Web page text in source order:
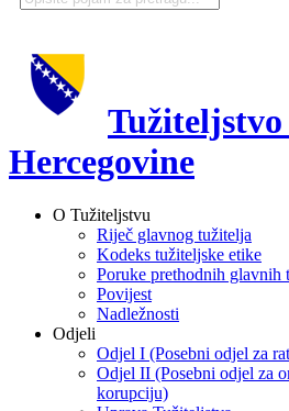
Tužiteljstvo
Hercegovine
O Tužiteljstvu
Riječ glavnog tužitelja
Kodeks tužiteljske etike
Poruke prethodnih glavnih
Povijest
Nadležnosti
Odjeli
Odjel I (Posebni odjel za
Odjel II (Posebni odjel za
korupciju)